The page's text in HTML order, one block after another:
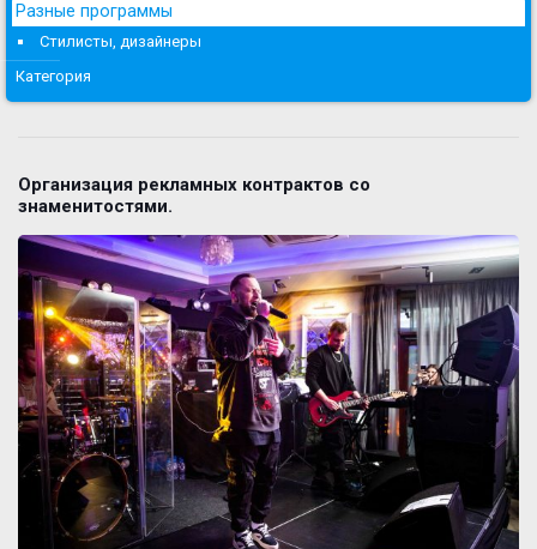
Разные программы
Стилисты, дизайнеры
Категория
Организация рекламных контрактов со
знаменитостями.